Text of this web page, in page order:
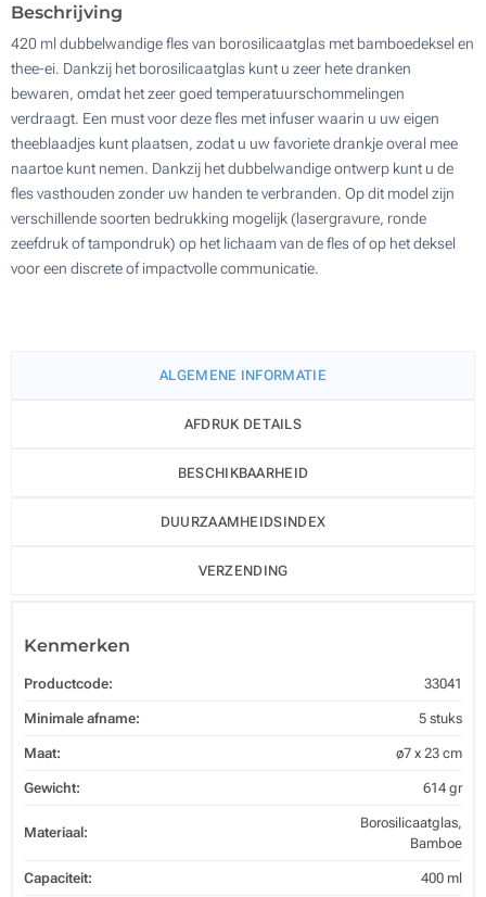
Beschrijving
420 ml dubbelwandige fles van borosilicaatglas met bamboedeksel en
thee-ei. Dankzij het borosilicaatglas kunt u zeer hete dranken
bewaren, omdat het zeer goed temperatuurschommelingen
verdraagt. Een must voor deze fles met infuser waarin u uw eigen
theeblaadjes kunt plaatsen, zodat u uw favoriete drankje overal mee
naartoe kunt nemen. Dankzij het dubbelwandige ontwerp kunt u de
fles vasthouden zonder uw handen te verbranden. Op dit model zijn
verschillende soorten bedrukking mogelijk (lasergravure, ronde
zeefdruk of tampondruk) op het lichaam van de fles of op het deksel
voor een discrete of impactvolle communicatie.
ALGEMENE INFORMATIE
AFDRUK DETAILS
BESCHIKBAARHEID
DUURZAAMHEIDSINDEX
VERZENDING
Kenmerken
Productcode: 33041
Minimale afname: 5 stuks
Maat: ø7 x 23 cm
Gewicht: 614 gr
Materiaal:
Borosilicaatglas,
Bamboe
Capaciteit: 400 ml